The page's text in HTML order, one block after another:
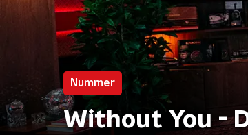
Nummer
Without You -